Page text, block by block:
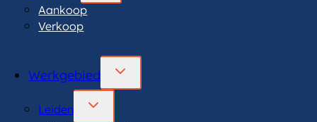
Aankoop
Verkoop
Werkgebied
TOGGLE
Leiden
TOGGLE